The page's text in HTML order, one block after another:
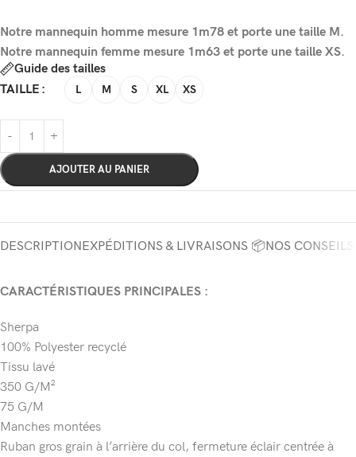
Notre mannequin homme mesure 1m78 et porte une taille M.
Notre mannequin femme mesure 1m63 et porte une taille XS.
Guide des tailles
TAILLE
L M S XL XS
AJOUTER AU PANIER
DESCRIPTIONEXPÉDITIONS & LIVRAISONS 📦NOS
CARACTÉRISTIQUES PRINCIPALES :
Sherpa
100% Polyester recyclé
Tissu lavé
350 G/M²
75 G/M
Manches montées
Ruban gros grain à l’arrière du col, fermeture éclair centrée à